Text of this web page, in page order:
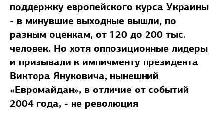
поддержку европейского курса Украины
- в минувшие выходные вышли, по
разным оценкам, от 120 до 200 тыс.
человек. Но хотя оппозиционные лидеры
и призывали к импичменту президента
Виктора Януковича, нынешний
«Евромайдан», в отличие от событий
2004 года, - не революция